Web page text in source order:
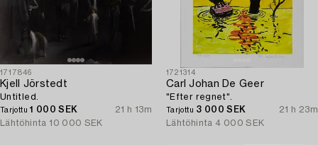
1717846
Kjell Jörstedt
Untitled.
Tarjottu1 000 SEK
21 h 13m
Lähtöhinta 10 000 SEK
1721314
Carl Johan De Geer
"Efter regnet".
Tarjottu 3 000 SEK
21 h 23m
Lähtöhinta 4 000 SEK